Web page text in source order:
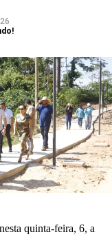
básica. “Para
que a
à nossa realidade
destacou a
e acadêmica.
e teremos o
e já vejo essas
de Planejamento,
professores, técnico-
quinta-feira, 6, a